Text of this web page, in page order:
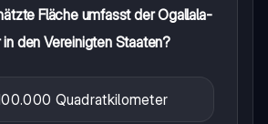
Fläche umfasst der Ogallala-
den Vereinigten Staaten?
Quadratkilometer